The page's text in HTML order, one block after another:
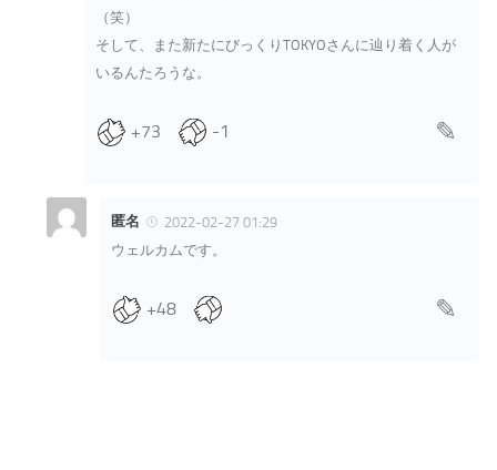
（笑）
そして、また新たにびっくりTOKYOさんに辿り着く人が
いるんたろうな。
+73 -1
匿名
2022-02-27 01:29
ウェルカムです。
+48